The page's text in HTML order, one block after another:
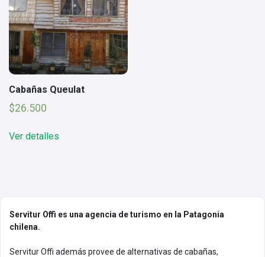
Cabañas Queulat
$26.500
Ver detalles
Servitur Offi es una agencia de turismo en la Patagonia
chilena.
Servitur Offi además provee de alternativas de cabañas,